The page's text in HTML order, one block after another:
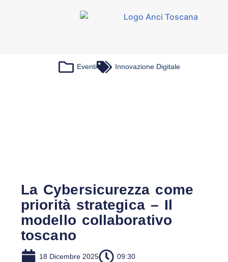
Eventi Innovazione Digitale
La Cybersicurezza come
priorità strategica – Il
modello collaborativo
toscano
18 Dicembre 2025 09:30